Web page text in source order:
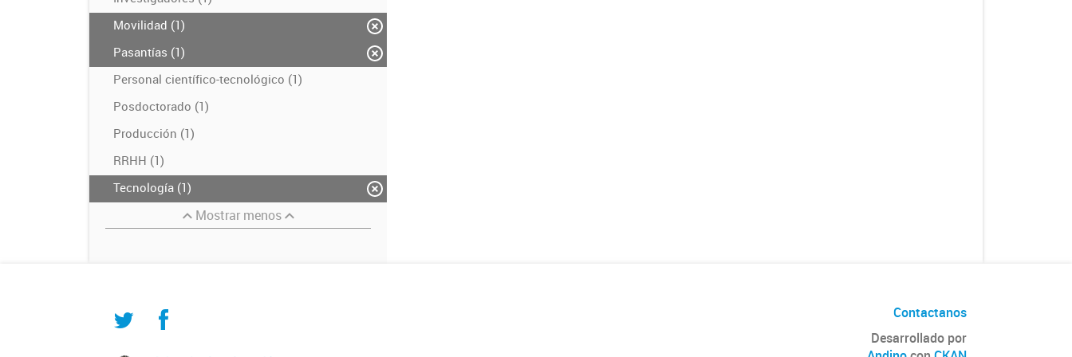
Movilidad (1)
Pasantías (1)
Personal científico-tecnológico (1)
Posdoctorado (1)
Producción (1)
RRHH (1)
Tecnología (1)
Mostrar menos
Contactanos
Desarrollado por